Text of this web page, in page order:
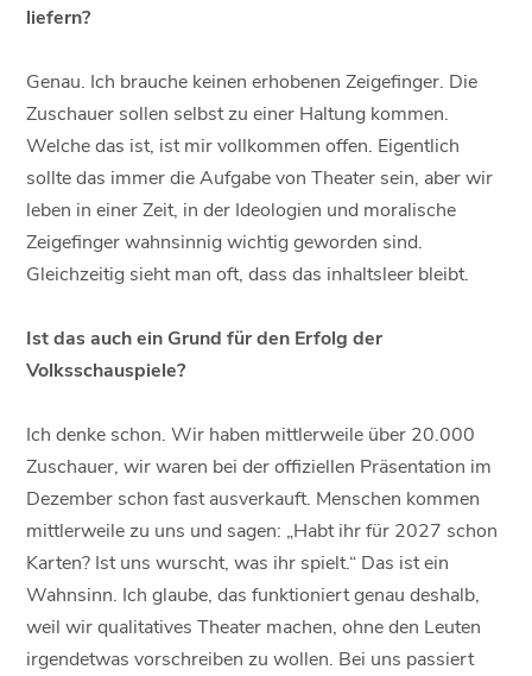
liefern?
Genau. Ich brauche keinen erhobenen Zeigefinger. Die
Zuschauer sollen selbst zu einer Haltung kommen.
Welche das ist, ist mir vollkommen offen. Eigentlich
sollte das immer die Aufgabe von Theater sein, aber wir
leben in einer Zeit, in der Ideologien und moralische
Zeigefinger wahnsinnig wichtig geworden sind.
Gleichzeitig sieht man oft, dass das inhaltsleer bleibt.
Ist das auch ein Grund für den Erfolg der
Volksschauspiele?
Ich denke schon. Wir haben mittlerweile über 20.000
Zuschauer, wir waren bei der offiziellen Präsentation im
Dezember schon fast ausverkauft. Menschen kommen
mittlerweile zu uns und sagen: „Habt ihr für 2027 schon
Karten? Ist uns wurscht, was ihr spielt.“ Das ist ein
Wahnsinn. Ich glaube, das funktioniert genau deshalb,
weil wir qualitatives Theater machen, ohne den Leuten
irgendetwas vorschreiben zu wollen. Bei uns passiert